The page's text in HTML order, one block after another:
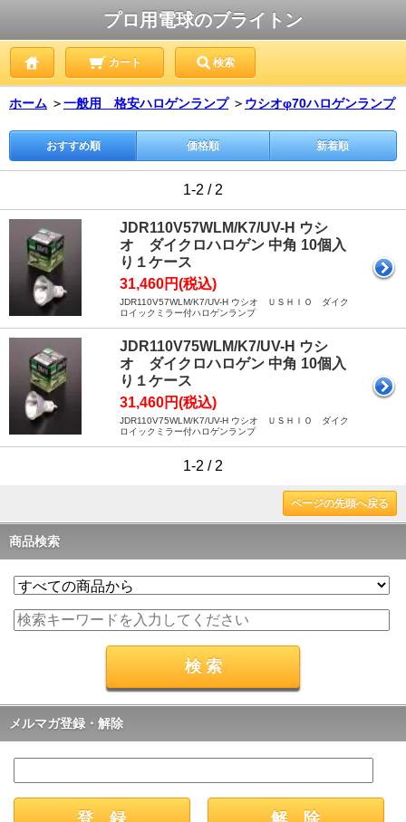
プロ用電球のブライトン
カート 検索
ホーム ＞一般用 格安ハロゲンランプ ＞ ウシオφ70ハロゲンランプ
おすすめ順 価格順 新着順
1-2 / 2
JDR110V57WLM/K7/UV-H ウシ
オ ダイクロハロゲン 中角 10個入
り１ケース
31,460円(税込)
JDR110V57WLM/K7/UV-H ウシオ ＵＳＨＩＯ ダイク
ロイックミラー付ハロゲンランプ
JDR110V75WLM/K7/UV-H ウシ
オ ダイクロハロゲン 中角 10個入
り１ケース
31,460円(税込)
JDR110V75WLM/K7/UV-H ウシオ ＵＳＨＩＯ ダイク
ロイックミラー付ハロゲンランプ
1-2 / 2
ページの先頭へ戻る
商品検索
メルマガ登録・解除